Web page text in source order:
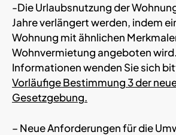
-Die Urlaubsnutzung der
Jahre verlängert werden, indem
Wohnung mit ähnlichen
Wohnvermietung angeboten
Informationen wenden Sie sich
Vorläufige Bestimmung 3 der
Gesetzgebung.
– Neue Anforderungen für die